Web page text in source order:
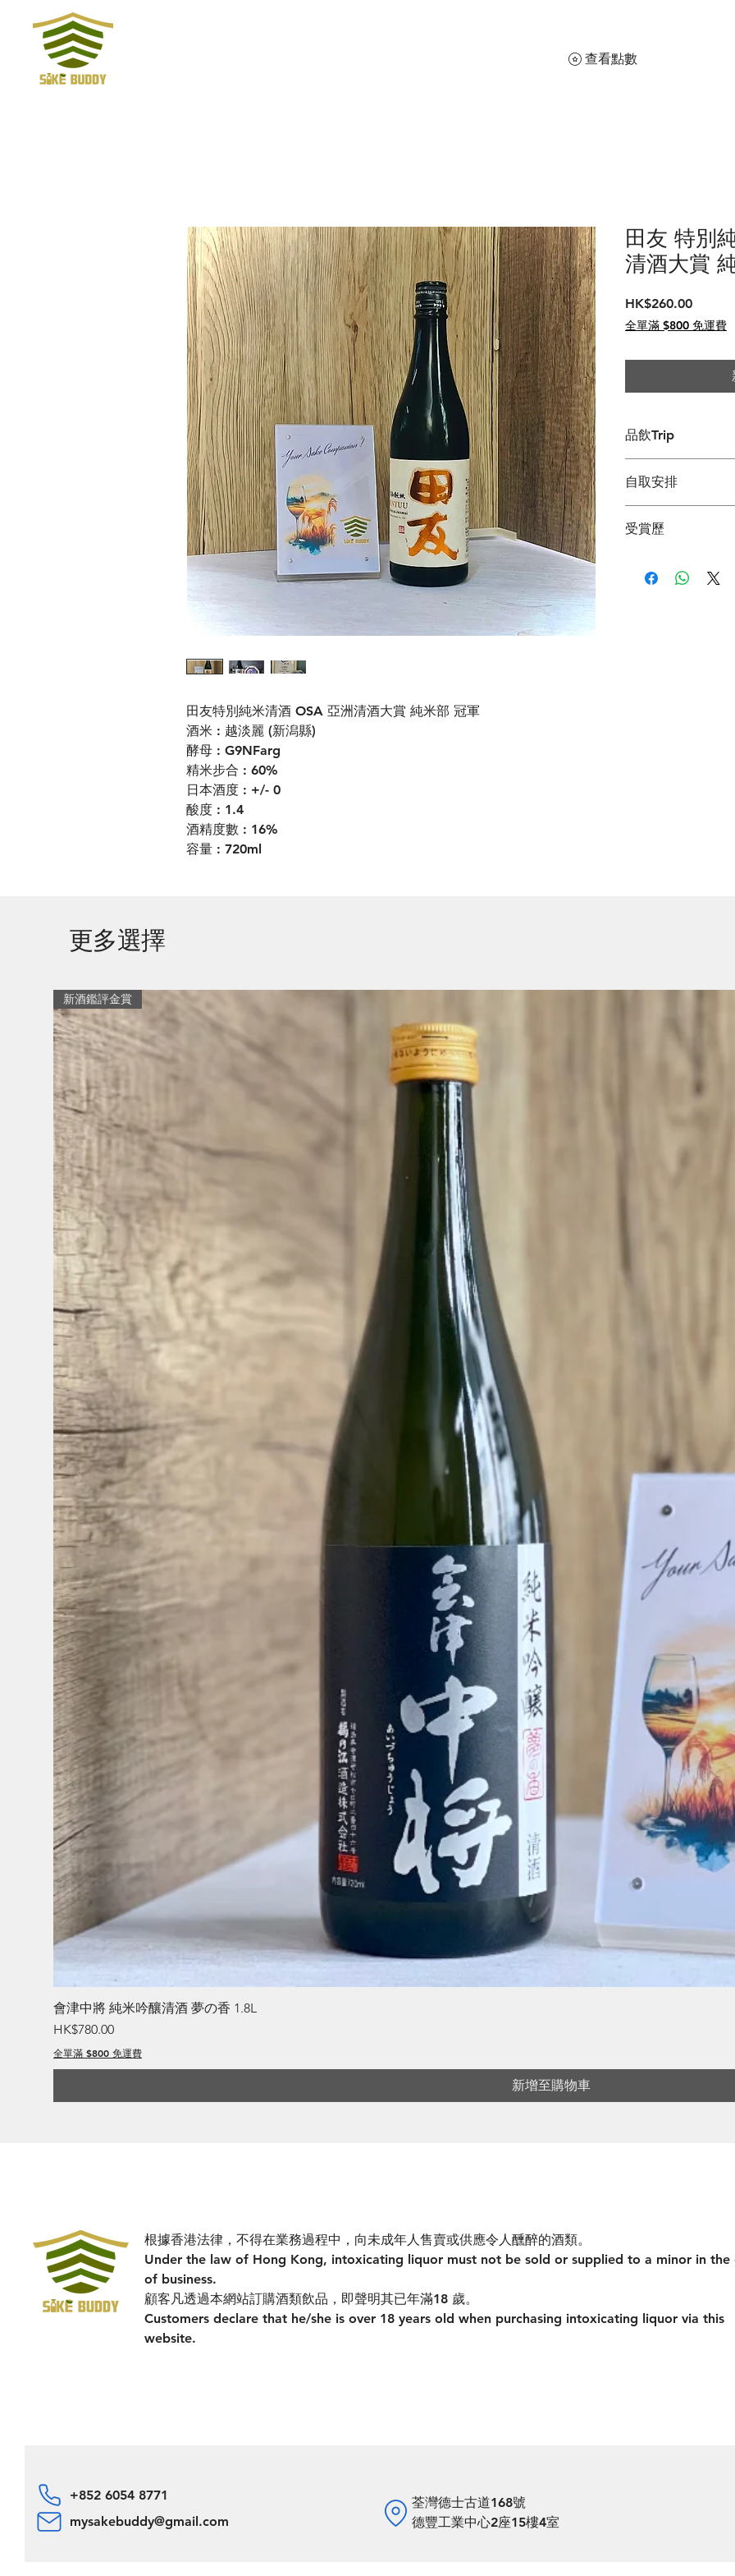
查看點數
田友特別純米清酒 OSA 亞洲清酒大賞 純米部 冠軍
酒米 : 越淡麗 (新潟縣)
酵母 : G9NFarg
精米步合 : 60%
日本酒度 : +/- 0
酸度 : 1.4
酒精度數 : 16%
容量 : 720ml
田友 特別
清酒大賞
HK$260.00價
格
全單滿 $800 免運費
品飲Trip
自取安排
Whatsapp /
受賞歷
Champion.
更多選擇
新酒鑑評金賞
會津中將 純米吟釀清酒 夢の香 1.8L
價格
HK$780.00
全單滿 $800 免運費
新增至購物車
根據香港法律，不得在業務過程中，向未成年人售賣或供應令人醺醉的酒類。
Under the law of Hong Kong, intoxicating liquor must not be sold or supplied to a minor in the
of business.
顧客凡透過本網站訂購酒類飲品，即聲明其已年滿18 歲。
Customers declare that he/she is over 18 years old when purchasing intoxicating liquor via this
website.
+852 6054 8771
mysakebuddy@gmail.com
荃灣德士古道168號
德豐工業中心2座15樓4室